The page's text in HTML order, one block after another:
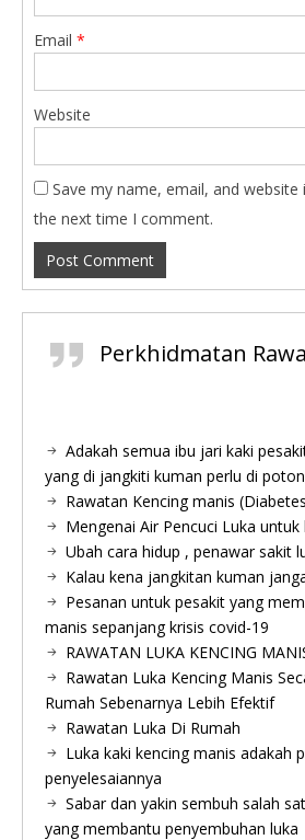
Email *
Website
Save my name, email, and
the next time I comment.
Perkhidmatan
Adakah semua ibu jari kaki
yang di jangkiti kuman perlu di
Rawatan Kencing manis
Mengenai Air Pencuci Luka
Ubah cara hidup , penawar sakit
Kalau kena jangkitan kuman
Pesanan untuk pesakit yang
manis sepanjang krisis covid-19
RAWATAN LUKA KENCING
Rawatan Luka Kencing Manis
Rumah Sebenarnya Lebih Efektif
Rawatan Luka Di Rumah
Luka kaki kencing manis adakah
penyelesaiannya
Sabar dan yakin sembuh salah
yang membantu penyembuhan luka